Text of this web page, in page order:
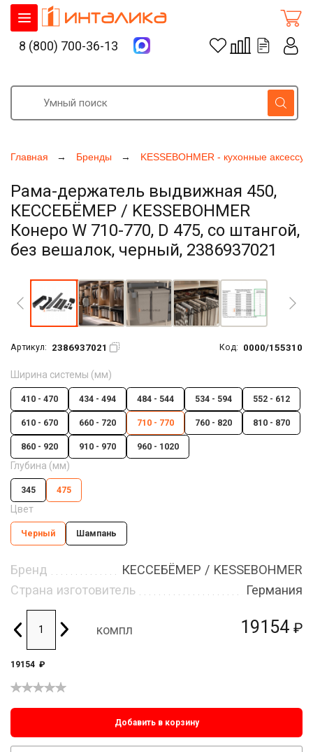
Главная Бренды KESSEBOHMER - кухонные
Рама-держатель выдвижная 450,
КЕССЕБЁМЕР / KESSEBOHMER
Конеро W 710-770, D 475, со штангой,
без вешалок, черный, 2386937021
Артикул: 2386937021 Код: 0000/155310
19154 ₽
Ширина системы (мм)
410 - 470 434 - 494 484 - 544 534 - 594 552 - 612
610 - 670 660 - 720 710 - 770 760 - 820 810 - 870
860 - 920 910 - 970 960 - 1020
Глубина (мм)
345 475
Цвет
Черный Шампань
Бренд
КЕССЕБЁМЕР / KESSEBOHMER
Страна изготовитель
Германия
компл
19154 ₽
Добавить в корзину
8 (800) 700-36-13